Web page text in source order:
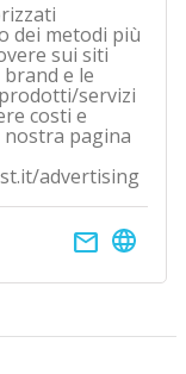
dei metodi più
sui siti
e le
servizi
costi e
nostra pagina
advertising
email